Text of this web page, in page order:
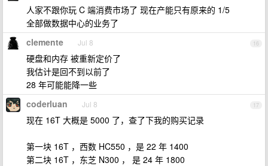
人家不跟你玩 C 端消费市场了 现在产能只有原来的 1/5
全部做数据中心的业务了
16
clemente Jul 8
硬盘和内存 被重新定价了
我估计是回不到以前了
28 年可能能降一些
17
coderluan Jul 8
现在 16T 大概是 5000 了，查了下我的购买记录
第一块 16T ，西数 HC550 ，是 22 年 1400
第二块 16T ，东芝 N300 ， 是 24 年 1800